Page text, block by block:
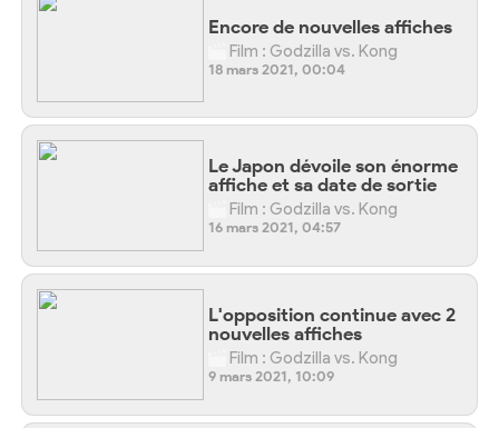
Encore de nouvelles affiches
Film : Godzilla vs. Kong
18 mars 2021, 00:04
Le Japon dévoile son énorme
affiche et sa date de sortie
Film : Godzilla vs. Kong
16 mars 2021, 04:57
L'opposition continue avec 2
nouvelles affiches
Film : Godzilla vs. Kong
9 mars 2021, 10:09